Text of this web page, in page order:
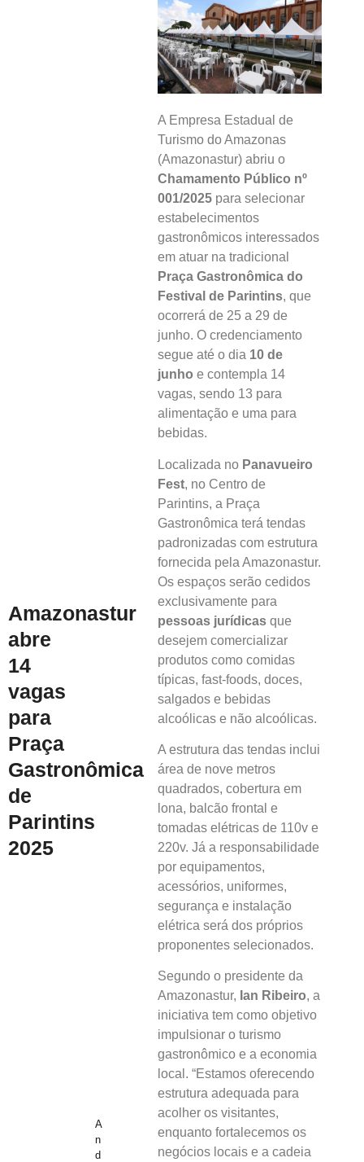
Amazonastur
abre
14
vagas
para
Praça
Gastronômica
de
Parintins
2025
A
n
d
A Empresa Estadual de
Turismo do Amazonas
(Amazonastur) abriu o
Chamamento Público nº
001/2025 para selecionar
estabelecimentos
gastronômicos interessados
em atuar na tradicional
Praça Gastronômica do
Festival de Parintins, que
ocorrerá de 25 a 29 de
junho. O credenciamento
segue até o dia 10 de
junho e contempla 14
vagas, sendo 13 para
alimentação e uma para
bebidas.
Localizada no Panavueiro
Fest, no Centro de
Parintins, a Praça
Gastronômica terá tendas
padronizadas com estrutura
fornecida pela Amazonastur.
Os espaços serão cedidos
exclusivamente para
pessoas jurídicas que
desejem comercializar
produtos como comidas
típicas, fast-foods, doces,
salgados e bebidas
alcoólicas e não alcoólicas.
A estrutura das tendas inclui
área de nove metros
quadrados, cobertura em
lona, balcão frontal e
tomadas elétricas de 110v e
220v. Já a responsabilidade
por equipamentos,
acessórios, uniformes,
segurança e instalação
elétrica será dos próprios
proponentes selecionados.
Segundo o presidente da
Amazonastur, Ian Ribeiro, a
iniciativa tem como objetivo
impulsionar o turismo
gastronômico e a economia
local. “Estamos oferecendo
estrutura adequada para
acolher os visitantes,
enquanto fortalecemos os
negócios locais e a cadeia